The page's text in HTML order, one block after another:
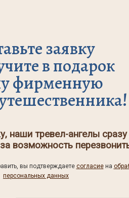
заявку
в подарок
фирменную
наши тревел-ангелы
возможность
вы подтверждаете согласиена
персональных данных